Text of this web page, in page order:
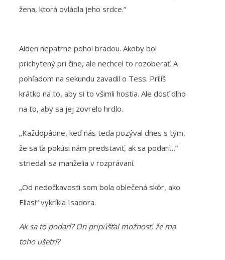
žena, ktorá ovládla jeho srdce.“
Aiden nepatrne pohol bradou. Akoby bol
prichytený pri čine, ale nechcel to rozoberať. A
pohľadom na sekundu zavadil o Tess. Príliš
krátko na to, aby si to všimli hostia. Ale dosť dlho
na to, aby sa jej zovrelo hrdlo.
„Každopádne, keď nás teda pozýval dnes s tým,
že sa ťa pokúsi nám predstaviť, ak sa podarí…“
striedali sa manželia v rozprávaní.
„Od nedočkavosti som bola oblečená skôr, ako
Elias!“ vykríkla Isadora.
Ak sa to podarí? On pripúšťal možnosť, že ma
toho ušetrí?